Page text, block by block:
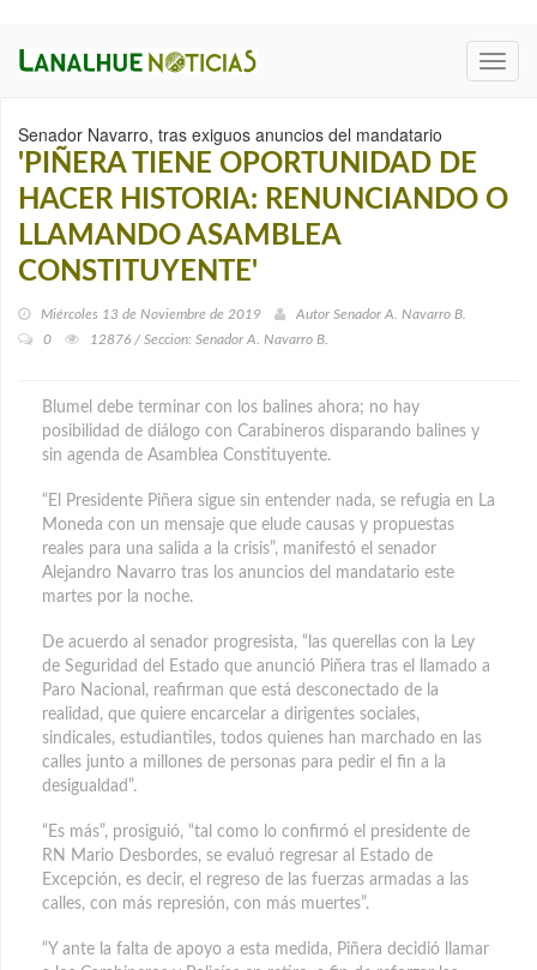
Senador Navarro, tras exiguos anuncios del mandatario
'PIÑERA TIENE OPORTUNIDAD DE
HACER HISTORIA: RENUNCIANDO O
LLAMANDO ASAMBLEA
CONSTITUYENTE'
Miércoles 13 de Noviembre de 2019 Autor Senador A. Navarro B.
0
12876 / Seccion: Senador A. Navarro B.
Blumel debe terminar con los balines ahora; no hay
posibilidad de diálogo con Carabineros disparando balines y
sin agenda de Asamblea Constituyente.
“El Presidente Piñera sigue sin entender nada, se refugia en La
Moneda con un mensaje que elude causas y propuestas
reales para una salida a la crisis”, manifestó el senador
Alejandro Navarro tras los anuncios del mandatario este
martes por la noche.
De acuerdo al senador progresista, “las querellas con la Ley
de Seguridad del Estado que anunció Piñera tras el llamado a
Paro Nacional, reafirman que está desconectado de la
realidad, que quiere encarcelar a dirigentes sociales,
sindicales, estudiantiles, todos quienes han marchado en las
calles junto a millones de personas para pedir el fin a la
desigualdad”.
“Es más”, prosiguió, “tal como lo confirmó el presidente de
RN Mario Desbordes, se evaluó regresar al Estado de
Excepción, es decir, el regreso de las fuerzas armadas a las
calles, con más represión, con más muertes”.
“Y ante la falta de apoyo a esta medida, Piñera decidió llamar